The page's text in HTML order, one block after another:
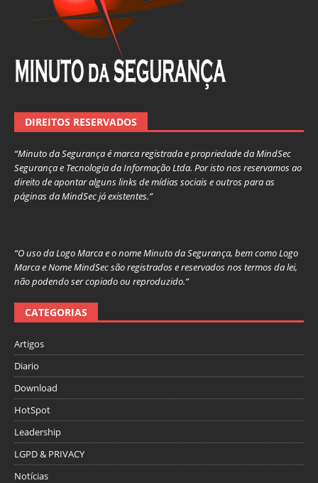
DIREITOS RESERVADOS
“Minuto da Segurança é marca registrada e propriedade da MindSec
Segurança e Tecnologia da Informação Ltda. Por isto nos reservamos ao
direito de apontar alguns links de mídias sociais e outros para as
páginas da MindSec já existentes.”
“O uso da Logo Marca e o nome Minuto da Segurança, bem como Logo
Marca e Nome MindSec são registrados e reservados nos termos da lei,
não podendo ser copiado ou reproduzido.”
CATEGORIAS
Artigos
Diario
Download
HotSpot
Leadership
LGPD & PRIVACY
Notícias